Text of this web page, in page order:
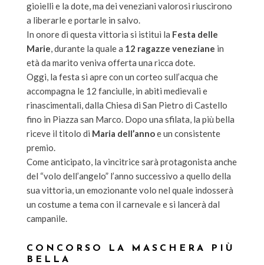
gioielli e la dote, ma dei veneziani valorosi riuscirono
a liberarle e portarle in salvo.
In onore di questa vittoria si istituì la Festa delle
Marie, durante la quale a 12 ragazze veneziane in
età da marito veniva offerta una ricca dote.
Oggi, la festa si apre con un corteo sull’acqua che
accompagna le 12 fanciulle, in abiti medievali e
rinascimentali, dalla Chiesa di San Pietro di Castello
fino in Piazza san Marco. Dopo una sfilata, la più bella
riceve il titolo di Maria dell’annoe un consistente
premio.
Come anticipato, la vincitrice sarà protagonista anche
del “volo dell’angelo” l’anno successivo a quello della
sua vittoria, un emozionante volo nel quale indosserà
un costume a tema con il carnevale e si lancerà dal
campanile.
CONCORSO LA MASCHERA PIÙ
BELLA